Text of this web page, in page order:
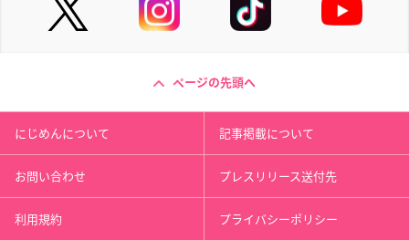
ページの先頭へ
にじめんについて 記事掲載について
お問い合わせ プレスリリース送付先
利用規約 プライバシーポリシー